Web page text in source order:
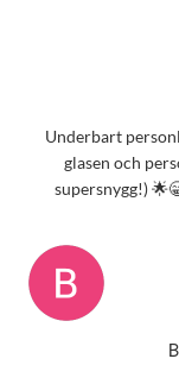
Underbart
glasen och
supersnygg!)